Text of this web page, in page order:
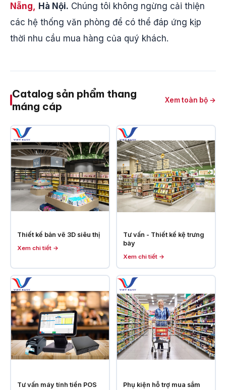
Nẵng, Hà Nội. Chúng tôi không ngừng cải thiện
các hệ thống văn phòng để có thể đáp ứng kịp
thời nhu cầu mua hàng của quý khách.
Catalog sản phẩm thang
máng cáp
Xem toàn bộ →
Thiết kế bản vẽ 3D siêu thị
Xem chi tiết →
Tư vấn - Thiết kế kệ trưng
bày
Xem chi tiết →
Tư vấn máy tính tiền POS
Phụ kiện hỗ trợ mua sắm